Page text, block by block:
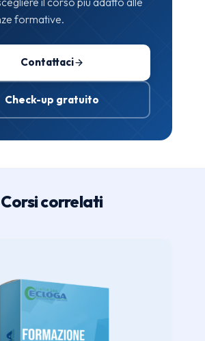
formative.
Contattaci
Check-up gratuito
Corsi correlati